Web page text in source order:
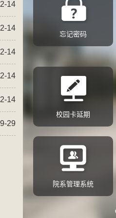
14
14
14
14
14
29
忘记密码
校园卡延期
院系管理系统